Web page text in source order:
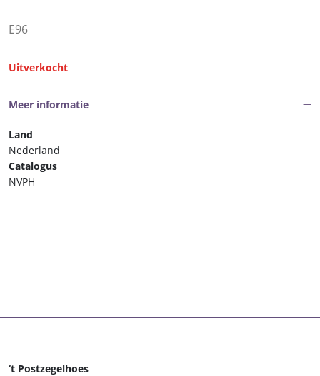
E96
Uitverkocht
Meer informatie
Land
Nederland
Catalogus
NVPH
‘t Postzegelhoes